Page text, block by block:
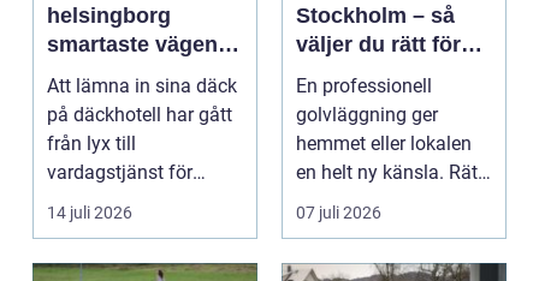
helsingborg
smartaste vägen
till säkra hjulskift
Att lämna in sina däck
på däckhotell har gått
från lyx till
vardagstjänst för
många bilägare. I
Hels...
14 juli 2026
Stockholm – så
väljer du rätt för
ett hållbart golv
En professionell
golvläggning ger
hemmet eller lokalen
en helt ny känsla. Rätt
materi...
07 juli 2026